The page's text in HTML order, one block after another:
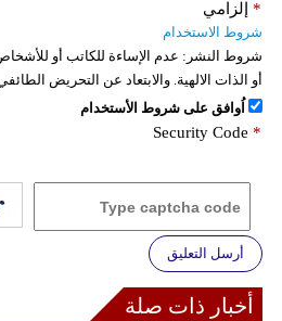
إلزامي *
شروط الاستخدام
شروط النشر: عدم الإساءة للكاتب أو
أو الذات الالهية. والابتعاد عن التحريض
اُوافق على شروط الأستخدام
Security Code *
أرسل التعليق
أخبار ذات صلة